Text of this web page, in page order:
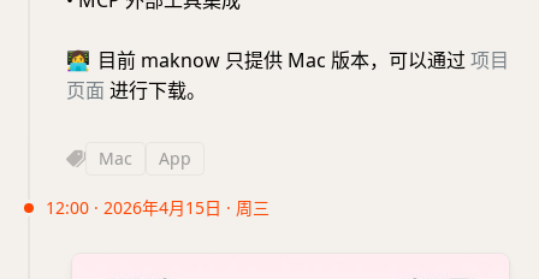
👩‍💻 目前 maknow 只提供 Mac 版本，可以通过项目
页面 进行下载。
Mac App
12:00 · 2026年4月15日 · 周三